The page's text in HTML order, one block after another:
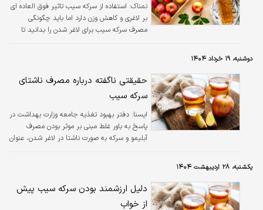
نمناک: استفاده از سرکه سیب تاثیر فوق العاده ای
بر لاغری و کاهش وزن دارد اما باید چگونگی
مصرف سرکه سیب برای لاغر شدن را بدانید تا
دوشنبه، ۱۹ خرداد ۱۴۰۴
حقیقتی ناگفته درباره مصرف ناشتای
سرکه سیب
ايسنا: دفتر بهبود تغذیه جامعه وزارت بهداشت در
پاسخ به باور غلط مبنی بر موثر بودن مصرف
آبلیمو و سرکه به صورت ناشتا در لاغر شدن، عنوان
مضر باشند.
یکشنبه، ۲۸ اردیبهشت ۱۴۰۴
دلیل ارزشمند بودن سرکه سیب پیش
از خواب